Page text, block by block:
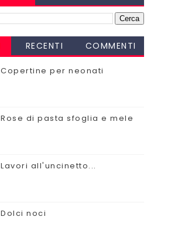
RECENTI COMMENTI
Copertine per neonati
Rose di pasta sfoglia e mele
Lavori all'uncinetto...
Dolci noci